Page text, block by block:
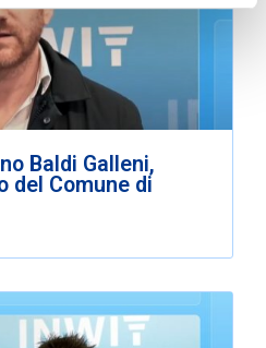
Baldi Galleni,
del Comune di